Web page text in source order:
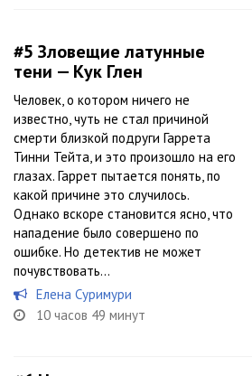
#5 Зловещие латунные
тени — Кук Глен
Человек, о котором ничего не
известно, чуть не стал причиной
смерти близкой подруги Гаррета
Тинни Тейта, и это произошло на его
глазах. Гаррет пытается понять, по
какой причине это случилось.
Однако вскоре становится ясно, что
нападение было совершено по
ошибке. Но детектив не может
почувствовать...
Елена Суримури
10 часов 49 минут